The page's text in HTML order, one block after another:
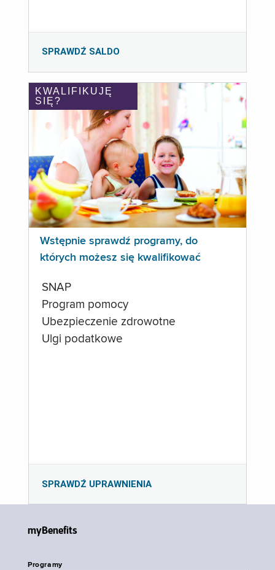
SPRAWDŹ SALDO
KWALIFIKUJĘ
SIĘ?
Wstępnie sprawdź programy, do
których możesz się kwalifikować
SNAP
Program pomocy
Ubezpieczenie zdrowotne
Ulgi podatkowe
SPRAWDŹ UPRAWNIENIA
myBenefits
Programy